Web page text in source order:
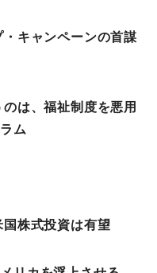
キャンペーンの首謀
は、福祉制度を悪用
ム
株式投資は有望